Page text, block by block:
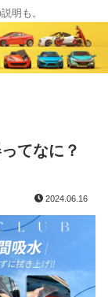
明も。
てなに？
2024.06.16